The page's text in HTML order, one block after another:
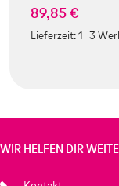
89,85 €
Lieferzeit:1-3
WIR HELFEN DIR